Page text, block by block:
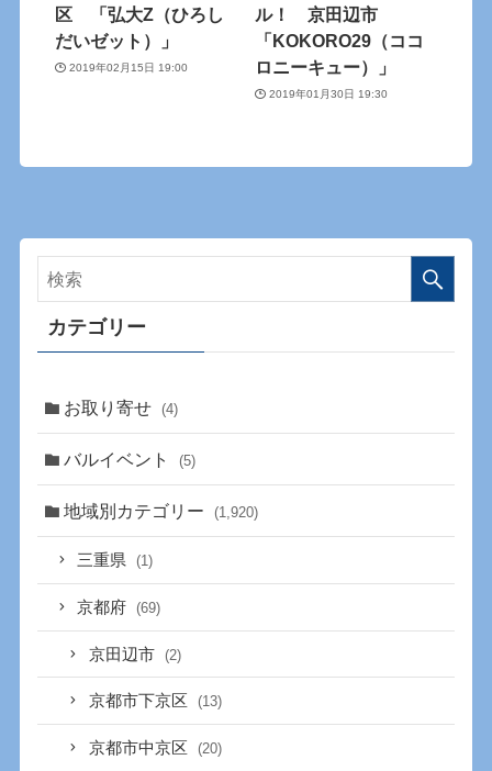
区 「弘大Z（ひろし
だいゼット）」
2019年02月15日 19:00
ル！ 京田辺市
「KOKORO29（ココ
ロニーキュー）」
2019年01月30日 19:30
カテゴリー
お取り寄せ (4)
バルイベント (5)
地域別カテゴリー (1,920)
三重県 (1)
京都府 (69)
京田辺市 (2)
京都市下京区 (13)
京都市中京区 (20)